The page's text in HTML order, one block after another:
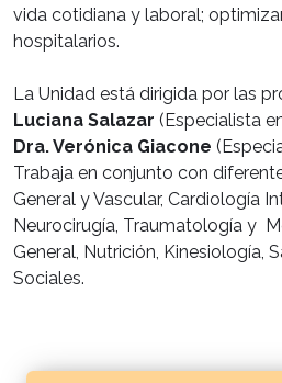
vida cotidiana y laboral;
hospitalarios.
La Unidad está dirigida por las
Luciana Salazar (Especialista
Dra. Verónica Giacone
Trabaja en conjunto con
General y Vascular, Cardiología
Neurocirugía, Traumatología y
General, Nutrición, Kinesiología,
Sociales.